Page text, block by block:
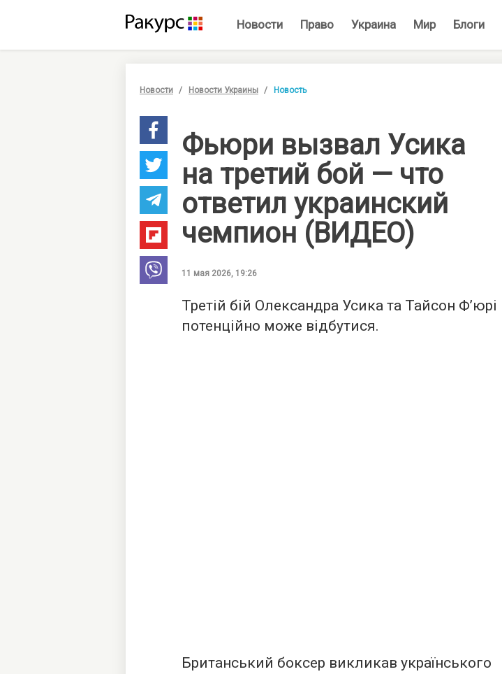
Новости Право Украина Мир Блоги
Новости Новости Украины Новость
Фьюри вызвал Усика
на третий бой — что
ответил украинский
чемпион (ВИДЕО)
11 мая 2026, 19:26
Третій бій Олександра Усика та Тайсон Ф’юрі
потенційно може відбутися.
Британський боксер викликав українського